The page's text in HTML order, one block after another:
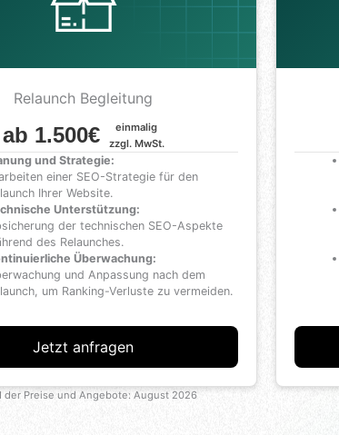
Relaunch Begleitung
ab 1.500€
einmalig
zzgl. MwSt.
und Strategie:
einer SEO-Strategie für den
Ihrer Website.
Unterstützung:
der technischen SEO-Aspekte
des Relaunches.
Überwachung:
und Anpassung nach dem
um Ranking-Verluste zu vermeiden.
Jetzt anfragen
der Preise und Angebote: August 2026